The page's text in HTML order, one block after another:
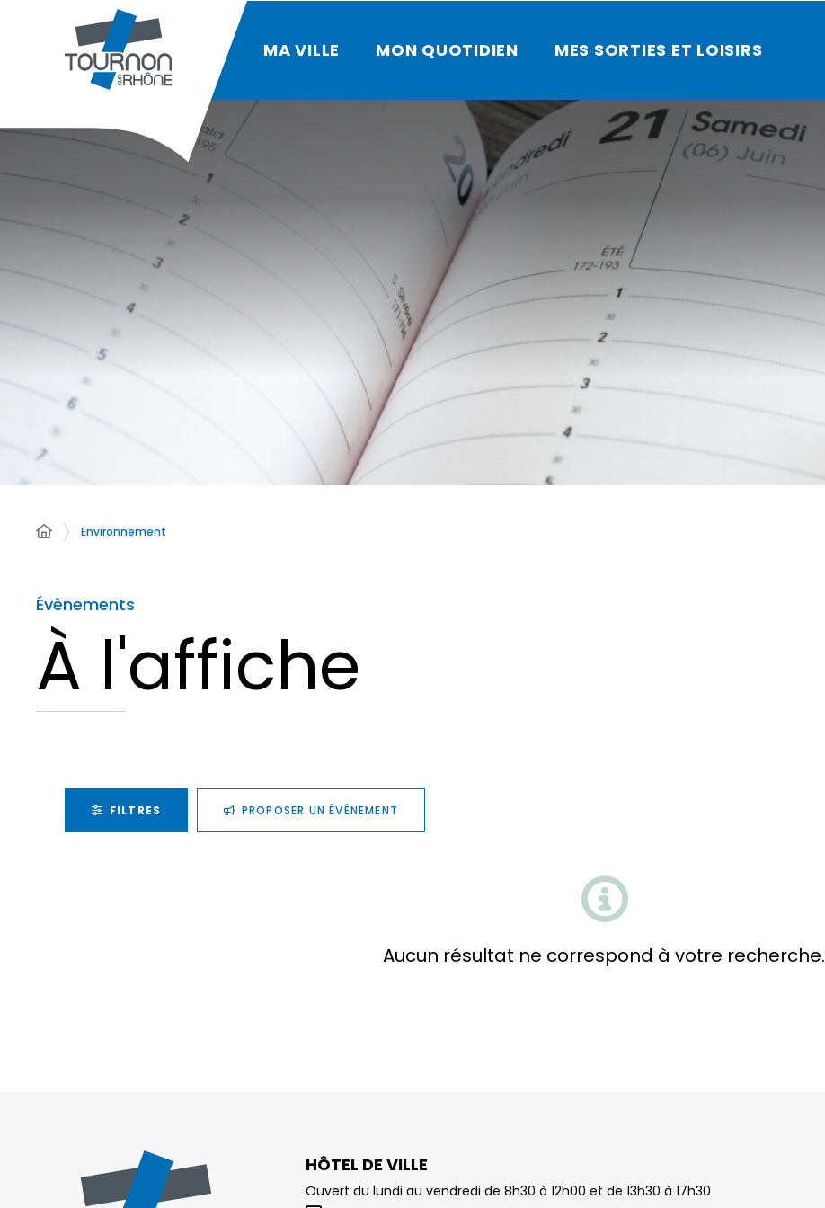
MA VILLE MON QUOTIDIEN MES SORTIES ET LOISIRS
Environnement
Évènements
À l'affiche
FILTRES PROPOSER UN ÉVÉNEMENT
Aucun résultat ne correspond à votre recherche.
HÔTEL DE VILLE
Ouvert du lundi au vendredi de 8h30 à 12h00 et de 13h30 à 17h30